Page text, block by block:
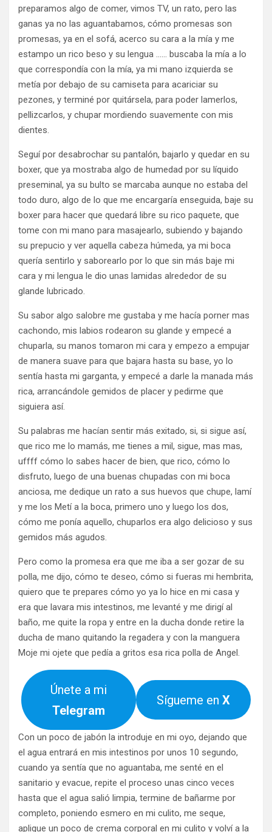
preparamos algo de comer, vimos TV, un rato, pero las
ganas ya no las aguantabamos, cómo promesas son
promesas, ya en el sofá, acerco su cara a la mía y me
estampo un rico beso y su lengua …… buscaba la mía a lo
que correspondía con la mía, ya mi mano izquierda se
metía por debajo de su camiseta para acariciar su
pezones, y terminé por quitársela, para poder lamerlos,
pellizcarlos, y chupar mordiendo suavemente con mis
dientes.
Seguí por desabrochar su pantalón, bajarlo y quedar en su
boxer, que ya mostraba algo de humedad por su líquido
preseminal, ya su bulto se marcaba aunque no estaba del
todo duro, algo de lo que me encargaría enseguida, baje su
boxer para hacer que quedará libre su rico paquete, que
tome con mi mano para masajearlo, subiendo y bajando
su prepucio y ver aquella cabeza húmeda, ya mi boca
quería sentirlo y saborearlo por lo que sin más baje mi
cara y mi lengua le dio unas lamidas alrededor de su
glande lubricado.
Su sabor algo salobre me gustaba y me hacía porner mas
cachondo, mis labios rodearon su glande y empecé a
chuparla, su manos tomaron mi cara y empezo a empujar
de manera suave para que bajara hasta su base, yo lo
sentía hasta mi garganta, y empecé a darle la manada más
rica, arrancándole gemidos de placer y pedirme que
siguiera así.
Su palabras me hacían sentir más exitado, si, si sigue así,
que rico me lo mamás, me tienes a mil, sigue, mas mas,
uffff cómo lo sabes hacer de bien, que rico, cómo lo
disfruto, luego de una buenas chupadas con mi boca
anciosa, me dedique un rato a sus huevos que chupe, lamí
y me los Metí a la boca, primero uno y luego los dos,
cómo me ponía aquello, chuparlos era algo delicioso y sus
gemidos más agudos.
Pero como la promesa era que me iba a ser gozar de su
polla, me dijo, cómo te deseo, cómo si fueras mi hembrita,
quiero que te prepares cómo yo ya lo hice en mi casa y
era que lavara mis intestinos, me levanté y me dirigí al
baño, me quite la ropa y entre en la ducha donde retire la
ducha de mano quitando la regadera y con la manguera
Moje mi ojete que pedía a gritos esa rica polla de Angel.
Únete a mi
Telegram
Sígueme en X
Con un poco de jabón la introduje en mi oyo, dejando que
el agua entrará en mis intestinos por unos 10 segundo,
cuando ya sentía que no aguantaba, me senté en el
sanitario y evacue, repite el proceso unas cinco veces
hasta que el agua salió limpia, termine de bañarme por
completo, poniendo esmero en mi culito, me seque,
aplique un poco de crema corporal en mi culito y volví a la